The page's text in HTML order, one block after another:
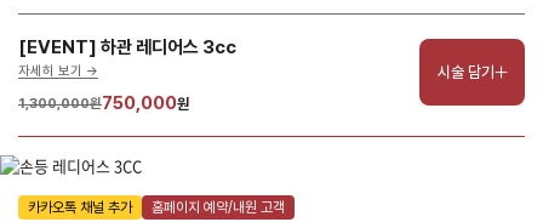
[EVENT] 하관 레디어스 3cc
자세히 보기 ->
1,300,000원750,000원
시술 담기
카카오톡 채널 추가 홈페이지 예약/내원 고객